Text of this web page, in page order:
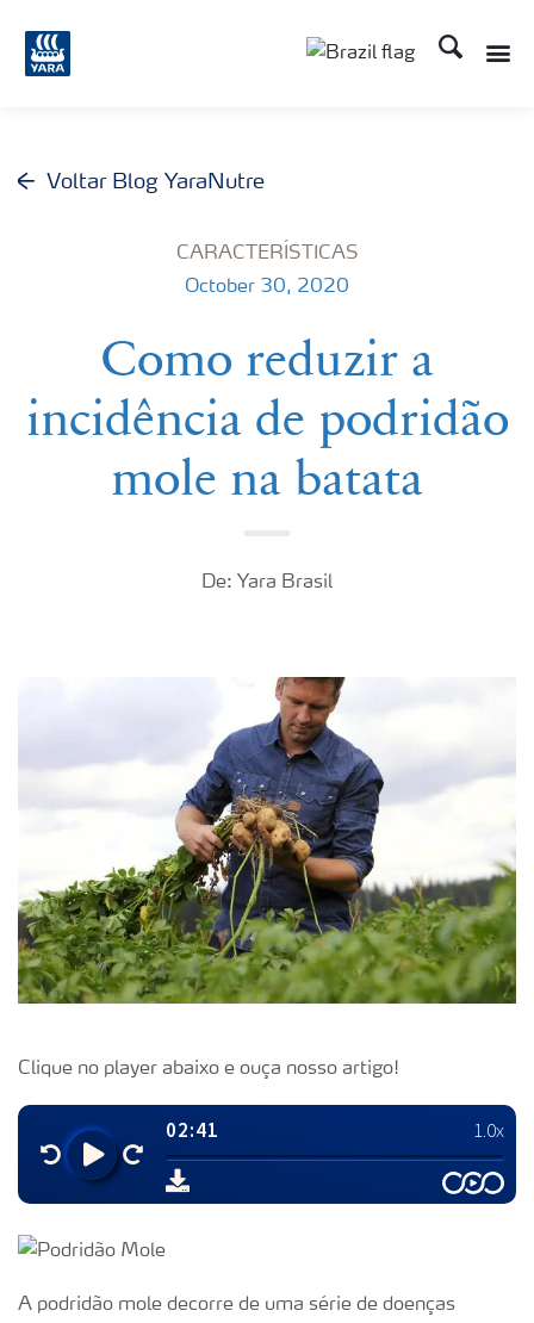
Busca
Voltar Blog YaraNutre
CARACTERÍSTICAS
October 30, 2020
Como reduzir a
incidência de podridão
mole na batata
De: Yara Brasil
Clique no player abaixo e ouça nosso artigo!
A podridão mole decorre de uma série de doenças